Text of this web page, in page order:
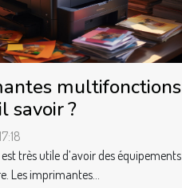
multifonctions
savoir ?
très utile d’avoir des équipements
Les imprimantes...